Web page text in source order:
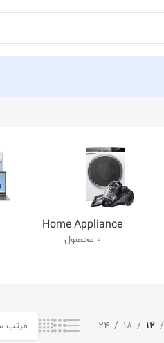
Home Appliance
0 محصول
12
18
24